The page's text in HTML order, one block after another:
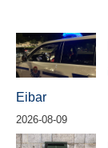
Eibar
2026-08-09